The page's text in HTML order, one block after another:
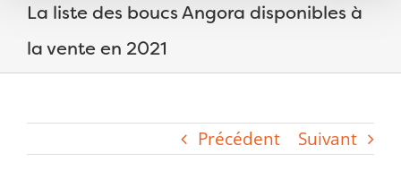
La liste des boucs Angora disponibles à
la vente en 2021
Précédent Suivant